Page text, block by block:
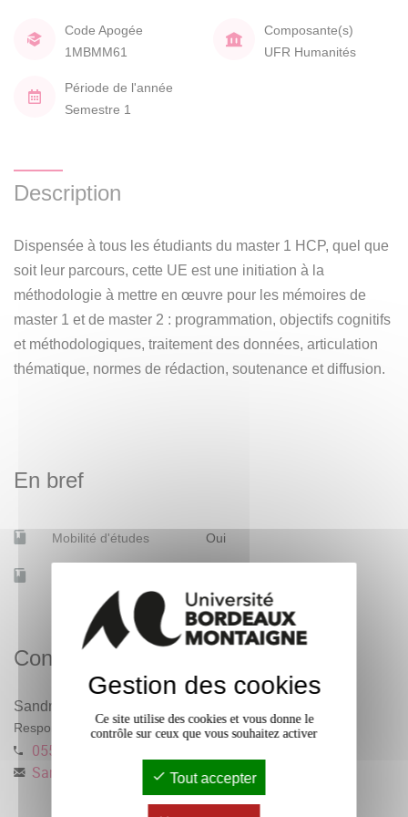
Code Apogée
1MBMM61
Composante(s)
UFR Humanités
Période de l'année
Semestre 1
Description
Dispensée à tous les étudiants du master 1 HCP, quel que
soit leur parcours, cette UE est une initiation à la
méthodologie à mettre en œuvre pour les mémoires de
master 1 et de master 2 : programmation, objectifs cognitifs
et méthodologiques, traitement des données, articulation
thématique, normes de rédaction, soutenance et diffusion.
En bref
Mobilité d'études Oui
Contacts
Sandrine Lavaud
Responsable pédagogique
0557121570
Sandrine.Lavaud
@u-bordeaux-montaigne.fr
Gestion des cookies
Ce site utilise des cookies et vous donne le
contrôle sur ceux que vous souhaitez activer
Tout accepter